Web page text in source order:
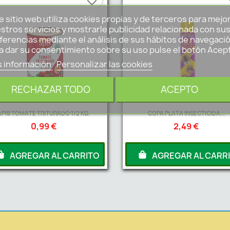
sitio web utiliza cookies propias y de terceros para
servicios y mostrarle publicidad relacionada con sus
mediante el análisis de sus hábitos de
dar su consentimiento sobre su uso pulse el botón
información Personalizar las cookies
RECHAZAR TODO ACEPTO
TOMATE TRITURADO 1/2 KG.
0,99 €
AGREGAR AL CARRITO
COPA PLATA INSECTICIDA...
2,49 €
AGREGAR AL